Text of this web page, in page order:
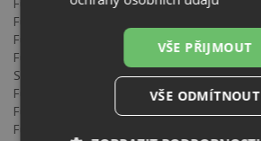
Funkce horní + spodní těleso: ANO
Funkce Gril: ANO
Funkce MaxiGril: ANO
Funkce MaxiGril + ventilátor: ANO
Spodní těleso: ANO
Funkce spodní těleso + Turbo (Pizza): ANO
Funkce Turbo: ANO
Funkce Eco: ANO
VŠE PŘIJMOUT
VŠE ODMÍTNOUT